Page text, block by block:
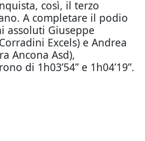
così, il terzo
A completare il podio
assoluti Giuseppe
Excels) e Andrea
Ancona Asd),
di 1h03’54” e 1h04’19”.